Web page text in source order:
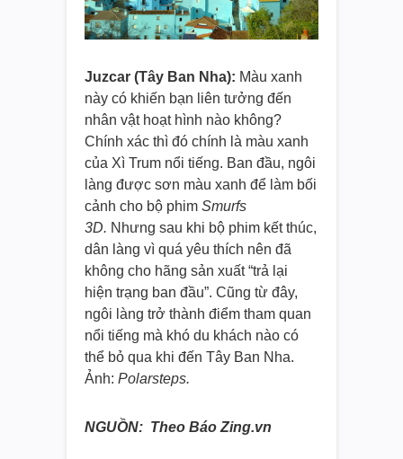
Juzcar (Tây Ban Nha): Màu xanh
này có khiến bạn liên tưởng đến
nhân vật hoạt hình nào không?
Chính xác thì đó chính là màu xanh
của Xì Trum nổi tiếng. Ban đầu, ngôi
làng được sơn màu xanh để làm bối
cảnh cho bộ phim Smurfs
3D. Nhưng sau khi bộ phim kết thúc,
dân làng vì quá yêu thích nên đã
không cho hãng sản xuất “trả lại
hiện trạng ban đầu”. Cũng từ đây,
ngôi làng trở thành điểm tham quan
nổi tiếng mà khó du khách nào có
thể bỏ qua khi đến Tây Ban Nha.
Ảnh: Polarsteps.
NGUỒN: Theo Báo Zing.vn